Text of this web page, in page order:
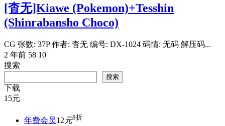
[杳无]Kiawe (Pokemon)+Tesshin
(Shinrabansho Choco)
CG 张数: 37P 作者: 杳无 编号: DX-1024 码情: 无码 解压码...
2 年前 58 10
搜索
搜索
下载
15元
年费会员12 元8折